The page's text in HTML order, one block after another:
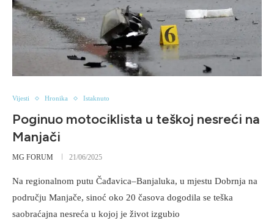
Vijesti Hronika Istaknuto
Poginuo motociklista u teškoj nesreći na
Manjači
MG FORUM 21/06/2025
Na regionalnom putu Čađavica–Banjaluka, u mjestu Dobrnja na
području Manjače, sinoć oko 20 časova dogodila se teška
saobraćajna nesreća u kojoj je život izgubio